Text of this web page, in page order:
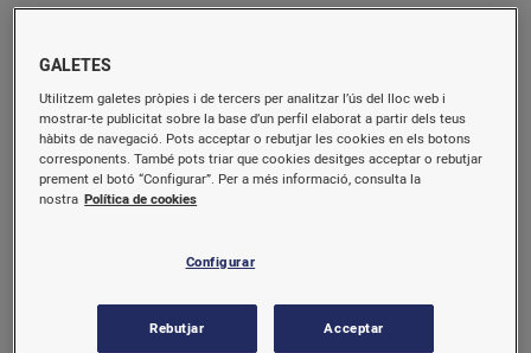
39 €/u.
GALETES
Utilitzem galetes pròpies i de tercers per analitzar l’ús del lloc web i
mostrar-te publicitat sobre la base d’un perfil elaborat a partir dels teus
hàbits de navegació. Pots acceptar o rebutjar les cookies en els botons
corresponents. També pots triar que cookies desitges acceptar o rebutjar
prement el botó “Configurar”. Per a més informació, consulta la
nostra Política de cookies
Configurar
Rebutjar Acceptar